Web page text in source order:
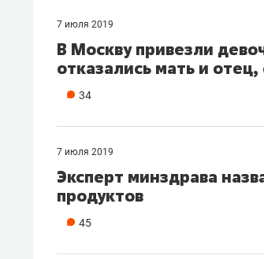
7 июля 2019
В Москву привезли
отказались мать и
34
7 июля 2019
Эксперт минздрава
продуктов
45